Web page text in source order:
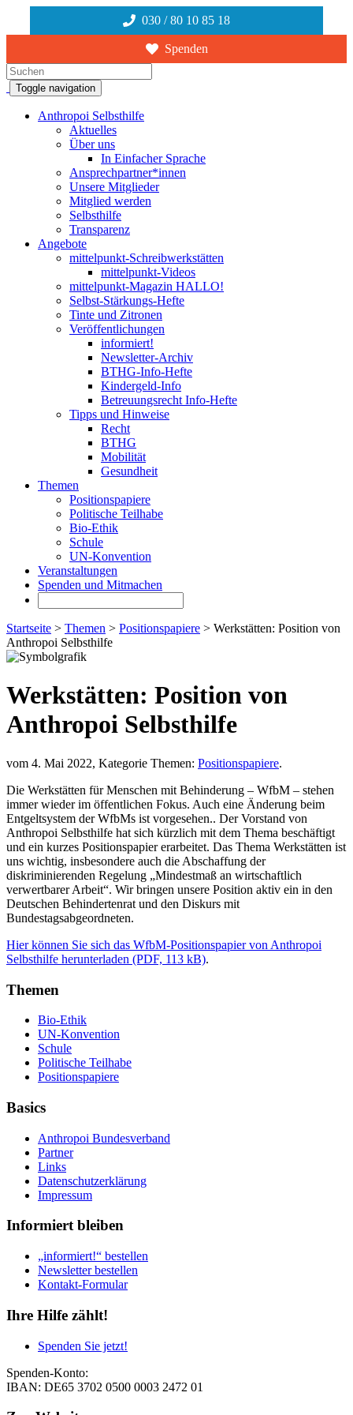
030 / 80 10 85 18
Spenden
Suchen
Toggle navigation
Anthropoi Selbsthilfe
Aktuelles
Über uns
In Einfacher Sprache
Ansprechpartner*innen
Unsere Mitglieder
Mitglied werden
Selbsthilfe
Transparenz
Angebote
mittelpunkt-Schreibwerkstätten
mittelpunkt-Videos
mittelpunkt-Magazin HALLO!
Selbst-Stärkungs-Hefte
Tinte und Zitronen
Veröffentlichungen
informiert!
Newsletter-Archiv
BTHG-Info-Hefte
Kindergeld-Info
Betreuungsrecht Info-Hefte
Tipps und Hinweise
Recht
BTHG
Mobilität
Gesundheit
Themen
Positionspapiere
Politische Teilhabe
Bio-Ethik
Schule
UN-Konvention
Veranstaltungen
Spenden und Mitmachen
Startseite > Themen > Positionspapiere > Werkstätten: Position von
Anthropoi Selbsthilfe
Werkstätten: Position von
Anthropoi Selbsthilfe
vom 4. Mai 2022, Kategorie Themen: Positionspapiere.
Die Werkstätten für Menschen mit Behinderung – WfbM – stehen
immer wieder im öffentlichen Fokus. Auch eine Änderung beim
Entgeltsystem der WfbMs ist vorgesehen.. Der Vorstand von
Anthropoi Selbsthilfe hat sich kürzlich mit dem Thema beschäftigt
und ein kurzes Positionspapier erarbeitet. Das Thema Werkstätten ist
uns wichtig, insbesondere auch die Abschaffung der
diskriminierenden Regelung „Mindestmaß an wirtschaftlich
verwertbarer Arbeit“. Wir bringen unsere Position aktiv ein in den
Deutschen Behindertenrat und den Diskurs mit
Bundestagsabgeordneten.
Hier können Sie sich das WfbM-Positionspapier von Anthropoi
Selbsthilfe herunterladen (PDF, 113 kB).
Themen
Bio-Ethik
UN-Konvention
Schule
Politische Teilhabe
Positionspapiere
Basics
Anthropoi Bundesverband
Partner
Links
Datenschutzerklärung
Impressum
Informiert bleiben
„informiert!“ bestellen
Newsletter bestellen
Kontakt-Formular
Ihre Hilfe zählt!
Spenden Sie jetzt!
Spenden-Konto:
IBAN: DE65 3702 0500 0003 2472 01